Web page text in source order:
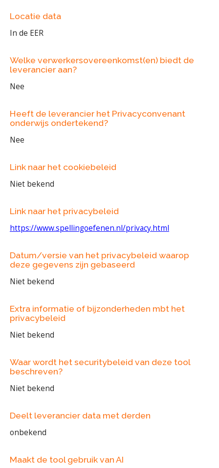
Locatie data
In de EER
Welke verwerkersovereenkomst(en) biedt de
leverancier aan?
Nee
Heeft de leverancier het Privacyconvenant
onderwijs ondertekend?
Nee
Link naar het cookiebeleid
Niet bekend
Link naar het privacybeleid
https://www.spellingoefenen.nl/privacy.html
Datum/versie van het privacybeleid waarop
deze gegevens zijn gebaseerd
Niet bekend
Extra informatie of bijzonderheden mbt het
privacybeleid
Niet bekend
Waar wordt het securitybeleid van deze tool
beschreven?
Niet bekend
Deelt leverancier data met derden
onbekend
Maakt de tool gebruik van AI